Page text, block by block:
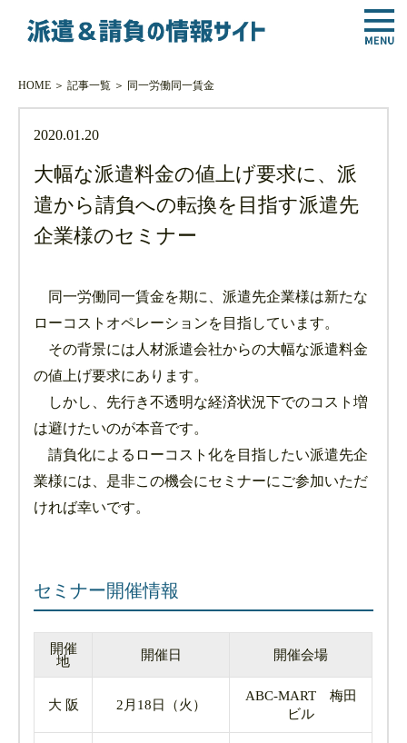
HOME＞ 記事一覧＞ 同一労働同一賃金
2020.01.20
大幅な派遣料金の値上げ要求に、派
遣から請負への転換を目指す派遣先
企業様のセミナー
同一労働同一賃金を期に、派遣先企業様は新たな
ローコストオペレーションを目指しています。
その背景には人材派遣会社からの大幅な派遣料金
の値上げ要求にあります。
しかし、先行き不透明な経済状況下でのコスト増
は避けたいのが本音です。
請負化によるローコスト化を目指したい派遣先企
業様には、是非この機会にセミナーにご参加いただ
ければ幸いです。
セミナー開催情報
開催
地
開催日 開催会場
大 阪 2月18日（火）
ABC-MART 梅田
ビル